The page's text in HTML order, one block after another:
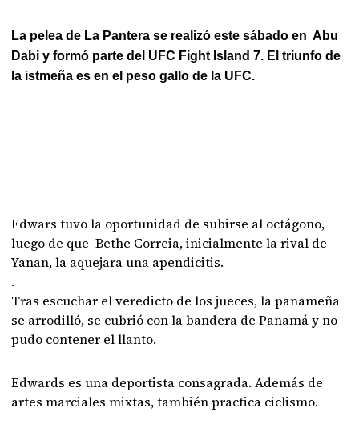
La pelea de La Pantera se realizó este sábado en Abu
Dabi y formó parte del UFC Fight Island 7. El triunfo de
la istmeña es en el peso gallo de la UFC.
Edwars tuvo la oportunidad de subirse al octágono,
luego de que Bethe Correia, inicialmente la rival de
Yanan, la aquejara una apendicitis.
.
Tras escuchar el veredicto de los jueces, la panameña
se arrodilló, se cubrió con la bandera de Panamá y no
pudo contener el llanto.
Edwards es una deportista consagrada. Además de
artes marciales mixtas, también practica ciclismo.